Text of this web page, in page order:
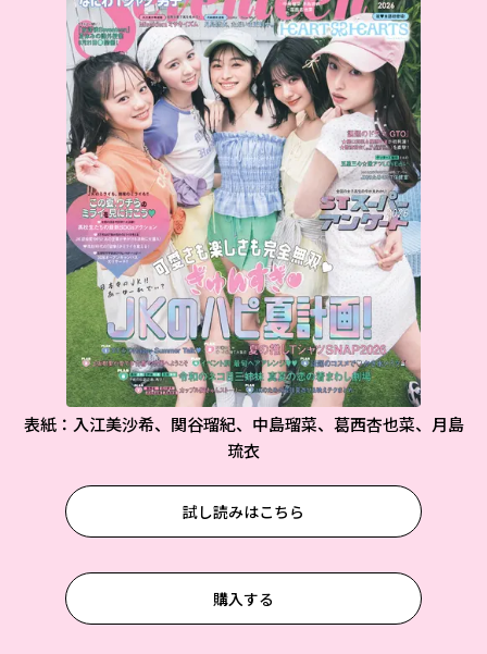
表紙：入江美沙希、関谷瑠紀、中島瑠菜、葛西杏也菜、月島
琉衣
試し読みはこちら
購入する